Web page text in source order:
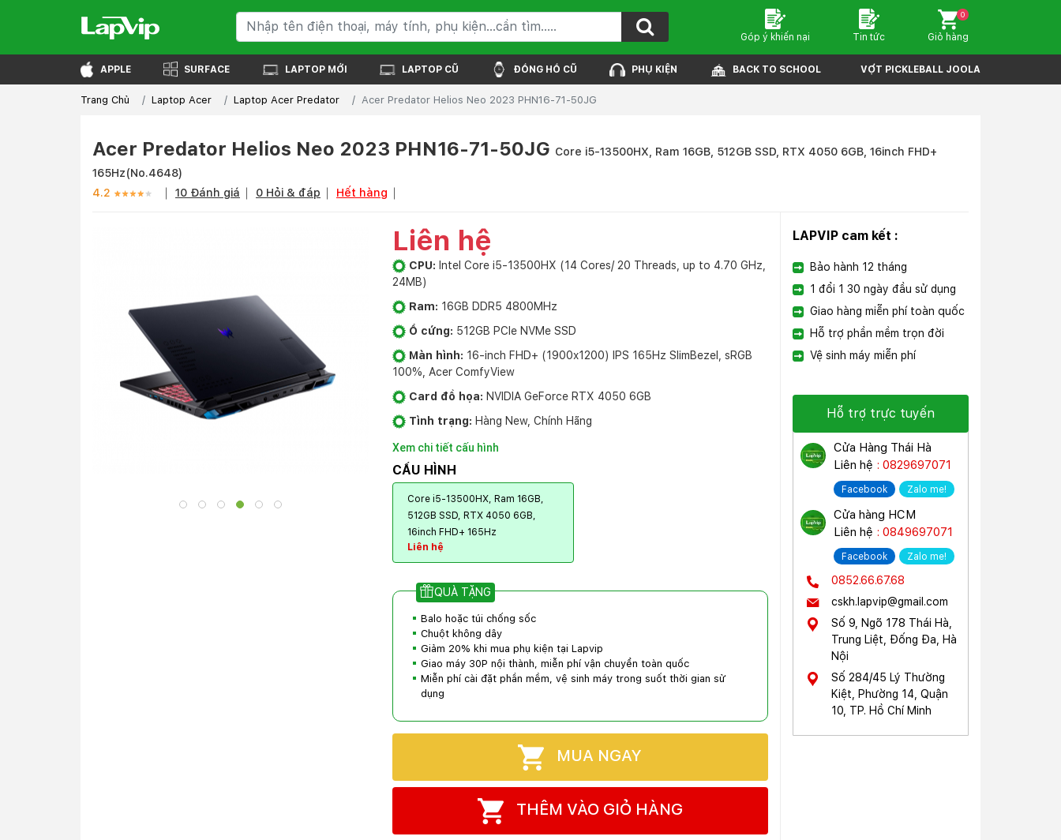
Góp ý khiến nại Tin tức Giỏ hàng
0
APPLE SURFACE LAPTOP MỚI LAPTOP CŨ ĐỒNG HỒ CŨ PHỤ KIỆN BACK TO SCHOOL VỢT PICKLEBALL JOOLA
Trang Chủ Laptop Acer Laptop Acer Predator Acer Predator Helios Neo 2023 PHN16-71-50JG
Acer Predator Helios Neo 2023 PHN16-71-50JG Core i5-13500HX, Ram 16GB, 512GB SSD, RTX 4050 6GB, 16inch FHD+
165Hz(No.4648)
4.2
10 Đánh giá 0 Hỏi & đáp Hết hàng
Liên hệ
CPU: Intel Core i5-13500HX (14 Cores/ 20 Threads, up to 4.70 GHz,
24MB)
Ram: 16GB DDR5 4800MHz
Ổ cứng: 512GB PCIe NVMe SSD
Màn hình: 16-inch FHD+ (1900x1200) IPS 165Hz SlimBezel, sRGB
100%, Acer ComfyView
Card đồ họa: NVIDIA GeForce RTX 4050 6GB
Tình trạng: Hàng New, Chính Hãng
Xem chi tiết cấu hình
CẤU HÌNH
Core i5-13500HX, Ram 16GB,
512GB SSD, RTX 4050 6GB,
16inch FHD+ 165Hz
Liên hệ
QUÀ TẶNG
Balo hoặc túi chống sốc
Chuột không dây
Giảm 20% khi mua phụ kiện tại Lapvip
Giao máy 30P nội thành, miễn phí vận chuyển toàn quốc
Miễn phí cài đặt phần mềm, vệ sinh máy trong suốt thời gian sử
dụng
MUA NGAY
THÊM VÀO GIỎ HÀNG
LAPVIP cam kết :
Bảo hành 12 tháng
1 đổi 1 30 ngày đầu sử dụng
Giao hàng miễn phí toàn quốc
Hỗ trợ phần mềm trọn đời
Vệ sinh máy miễn phí
Hỗ trợ trực tuyến
Cửa Hàng Thái Hà
Liên hệ : 0829697071
Facebook Zalo me!
Cửa hàng HCM
Liên hệ : 0849697071
Facebook Zalo me!
0852.66.67.68
cskh.lapvip@gmail.com
Số 9, Ngõ 178 Thái Hà,
Trung Liệt, Đống Đa, Hà
Nội
Số 284/45 Lý Thường
Kiệt, Phường 14, Quận
10, TP. Hồ Chí Minh